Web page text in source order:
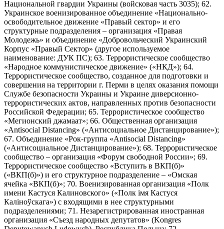
Национальной гвардии Украины (войсковая часть 3035); 62.
Украинское военизированное объединение «Национально-
освободительное движение «Правый сектор» и его
структурные подразделения – организация «Правая
Молодежь» и объединение «Добровольческий Украинский
Корпус «Правый Сектор» (другое используемое
наименование: ДУК ПС); 63. Террористическое сообщество
«Народное коммунистическое движение» («НКД»); 64.
Террористическое сообщество, созданное для подготовки и
совершения на территории г. Перми в целях оказания помощи
Службе безопасности Украины и Украине диверсионно-
террористических актов, направленных против безопасности
Российской Федерации; 65. Террористическое сообщество
«Мегионский джамаат»; 66. Общественная организация
«Antisocial Distancing» («Антисоциальное Дистанцирование»);
67. Объединение «Рок-группа «Antisocial Distancing»
(«Антисоциальное Дистанцирование»); 68. Террористическое
сообщество – организация «Форум свободной России»; 69.
Террористическое сообщество «Вступить в ВКП(б)»
(«ВКП(б)») и его структурное подразделение – «Омская
ячейка «ВКП(б)»; 70. Военизированная организация «Полк
имени Кастуся Калиновского» («Полк iмя Кастуся
Калiноўскага») с входящими в нее структурными
подразделениями; 71. Незарегистрированная иностранная
организация «Съезд народных депутатов» (Kongres